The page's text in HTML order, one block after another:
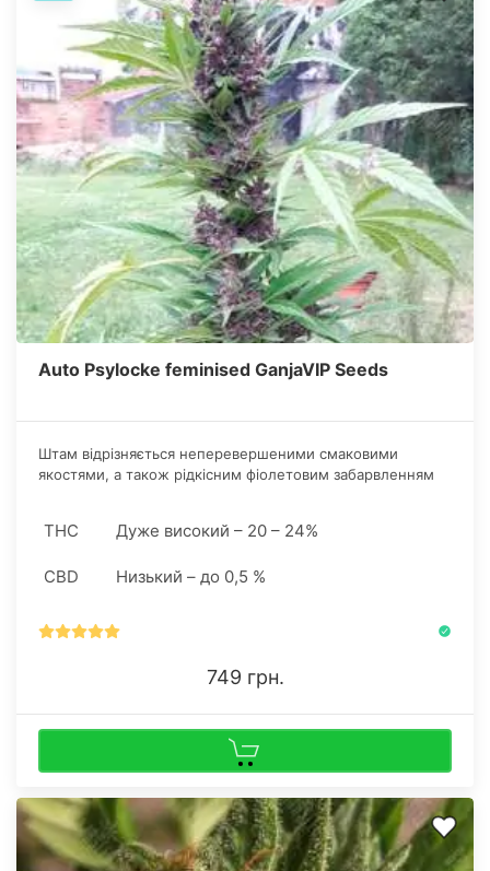
Auto Psylocke feminised GanjaVIP Seeds
Штам відрізняється неперевершеними смаковими
якостями, а також рідкісним фіолетовим забарвленням
THC Дуже високий – 20 – 24%
CBD Низький – до 0,5 %
749 грн.